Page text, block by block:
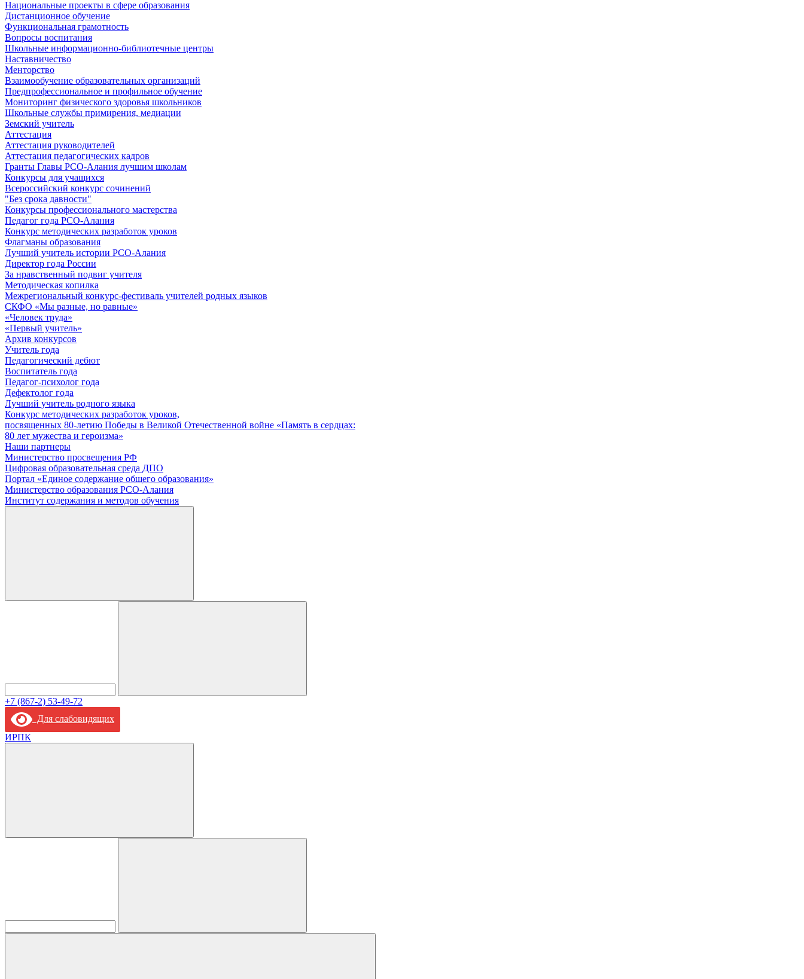
Национальные проекты в сфере образования
Дистанционное обучение
Функциональная грамотность
Вопросы воспитания
Школьные информационно-библиотечные центры
Наставничество
Менторство
Взаимообучение образовательных организаций
Предпрофессиональное и профильное обучение
Мониторинг физического здоровья школьников
Школьные службы примирения, медиации
Земский учитель
Аттестация
Аттестация руководителей
Аттестация педагогических кадров
Гранты Главы РСО-Алания лучшим школам
Конкурсы для учащихся
Всероссийский конкурс сочинений
"Без срока давности"
Конкурсы профессионального мастерства
Педагог года РСО-Алания
Конкурс методических разработок уроков
Флагманы образования
Лучший учитель истории РСО-Алания
Директор года России
За нравственный подвиг учителя
Методическая копилка
Межрегиональный конкурс-фестиваль учителей родных языков
СКФО «Мы разные, но равные»
«Человек труда»
«Первый учитель»
Архив конкурсов
Учитель года
Педагогический дебют
Воспитатель года
Педагог-психолог года
Дефектолог года
Лучший учитель родного языка
Конкурс методических разработок уроков,
посвященных 80-летию Победы в Великой Отечественной войне «Память в сердцах:
80 лет мужества и героизма»
Наши партнеры
Министерство просвещения РФ
Цифровая образовательная среда ДПО
Портал «Единое содержание общего образования»
Министерство образования РСО-Алания
Институт содержания и методов обучения
+7 (867-2) 53-49-72
Для слабовидящих
ИРПК